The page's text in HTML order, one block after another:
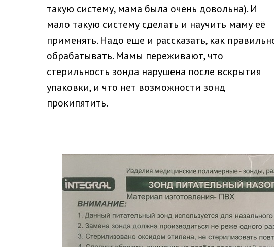
такую систему, мама была очень довольна). И
мало такую систему сделать и научить маму её
применять. Надо еще и рассказать, как
обрабатывать. Мамы переживают, что
стерильность зонда нарушена после вскрытия
упаковки, и что нет возможности зонд
прокипятить.